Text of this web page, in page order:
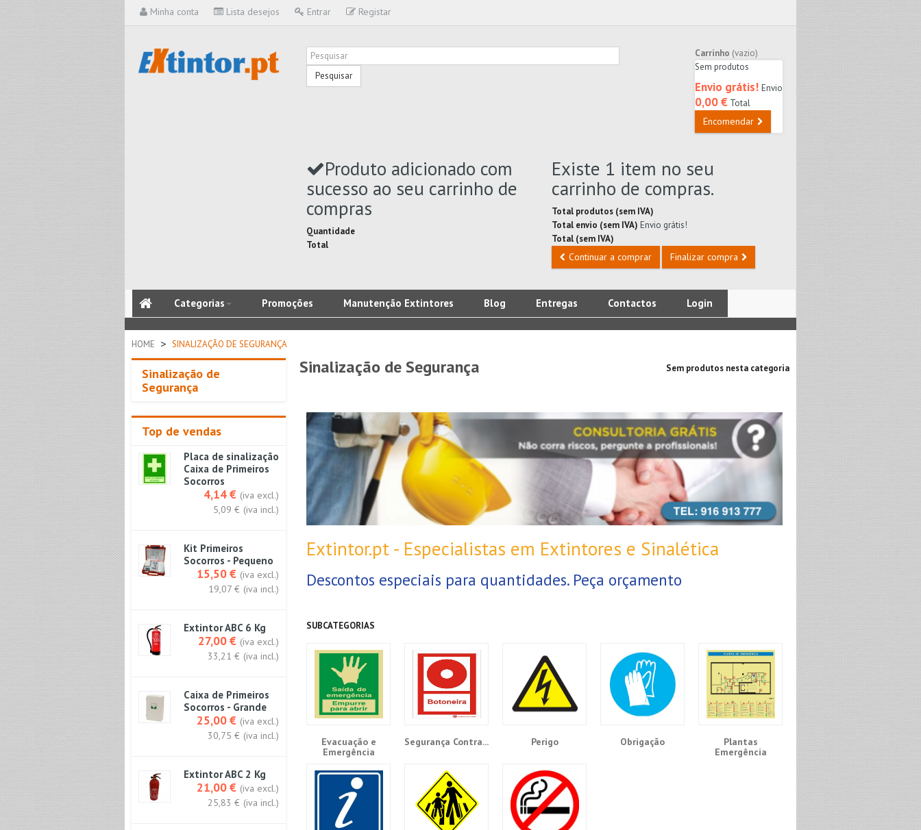
Minha conta Lista desejos Entrar Registar
Pesquisar
Carrinho (vazio)
Sem produtos
Envio grátis! Envio
0,00 € Total
Encomendar
Produto adicionado com
sucesso ao seu carrinho de
compras
Quantidade
Total
Existe 1 item no seu
carrinho de compras.
Total produtos (sem IVA)
Total envio (sem IVA) Envio grátis!
Total (sem IVA)
Continuar a comprar Finalizar compra
Categorias Promoções Manutenção Extintores Blog Entregas Contactos Login
HOME > SINALIZAÇÃO DE SEGURANÇA
Sinalização de
Segurança
Top de vendas
Placa de sinalização
Caixa de Primeiros
Socorros
4,14 € (iva excl.)
5,09 € (iva incl.)
Kit Primeiros
Socorros - Pequeno
15,50 € (iva excl.)
19,07 € (iva incl.)
Extintor ABC 6 Kg
27,00 € (iva excl.)
33,21 € (iva incl.)
Caixa de Primeiros
Socorros - Grande
25,00 € (iva excl.)
30,75 € (iva incl.)
Extintor ABC 2 Kg
21,00 € (iva excl.)
25,83 € (iva incl.)
Sinalização de Segurança Sem produtos nesta categoria
Extintor.pt - Especialistas em Extintores e Sinalética
Descontos especiais para quantidades. Peça orçamento
SUBCATEGORIAS
Evacuação e
Emergência
Segurança Contra... Perigo Obrigação
Plantas
Emergência